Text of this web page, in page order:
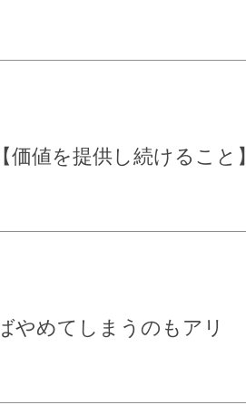
値を提供し続けること】
やめてしまうのもアリ